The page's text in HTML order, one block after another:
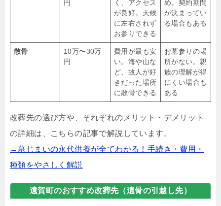
円
く、アクセス
が良好。天候
に左右されず
お参りできる
め。契約期間
が決まってい
る場合もある
散骨
10万〜30万
円
費用が最も安
い。海や山な
ど、故人が好
きだった場所
に散骨できる
お墓参りの場
所がない。親
族の理解が得
にくい場合も
ある
改葬先の選び方や、それぞれのメリット・デメリット
の詳細は、こちらの記事で解説しています。
→墓じまいの永代供養が全てわかる！手続き・費用・
種類をやさしく解説
遠賀町のおすすめ改葬先（遺骨の引越し先）